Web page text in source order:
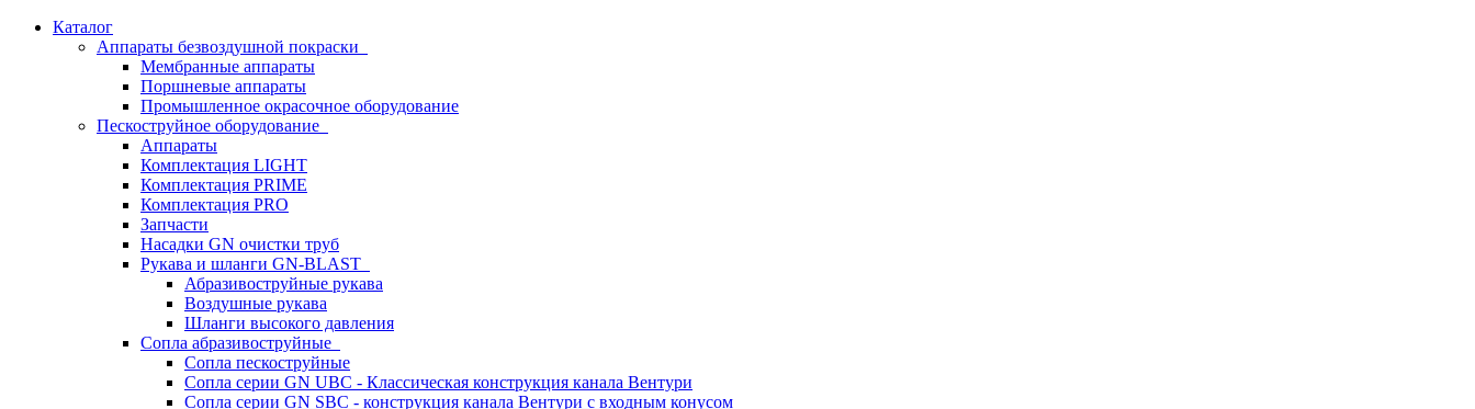
Каталог
Аппараты безвоздушной покраски
Мембранные аппараты
Поршневые аппараты
Промышленное окрасочное оборудование
Пескоструйное оборудование
Аппараты
Комплектация LIGHT
Комплектация PRIME
Комплектация PRO
Запчасти
Насадки GN очистки труб
Рукава и шланги GN-BLAST
Абразивоструйные рукава
Воздушные рукава
Шланги высокого давления
Сопла абразивоструйные
Сопла пескоструйные
Сопла серии GN UBC - Классическая конструкция канала Вентури
Сопла серии GN SBC - конструкция канала Вентури c входным конусом